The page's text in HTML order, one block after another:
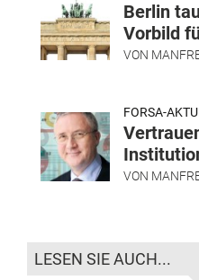
Berlin
Vorbild
VON
FORSA-
VON
LESEN SIE AUCH...